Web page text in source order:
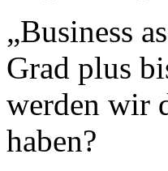
„Business
Grad plus
werden wir
haben?